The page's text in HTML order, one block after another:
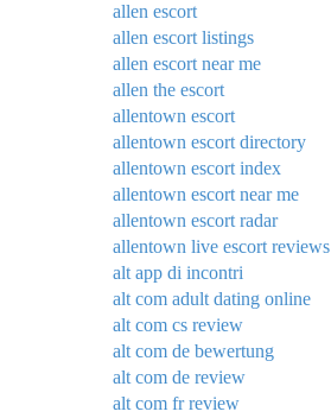
allen escort
allen escort listings
allen escort near me
allen the escort
allentown escort
allentown escort directory
allentown escort index
allentown escort near me
allentown escort radar
allentown live escort reviews
alt app di incontri
alt com adult dating online
alt com cs review
alt com de bewertung
alt com de review
alt com fr review